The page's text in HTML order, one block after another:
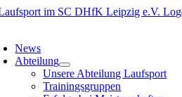
Zum
News
Abteilung
Unsere Abteilung Laufsport
Trainingsgruppen